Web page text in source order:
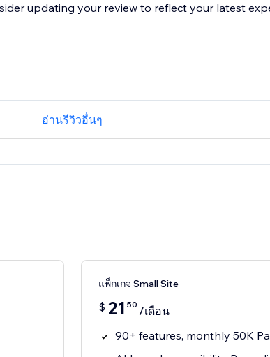
updating your review to reflect your latest
อ่านรีวิวอื่นๆ
แพ็กเกจ Small Site
$ 21 50 /เดือน
90+ features, monthly 50K